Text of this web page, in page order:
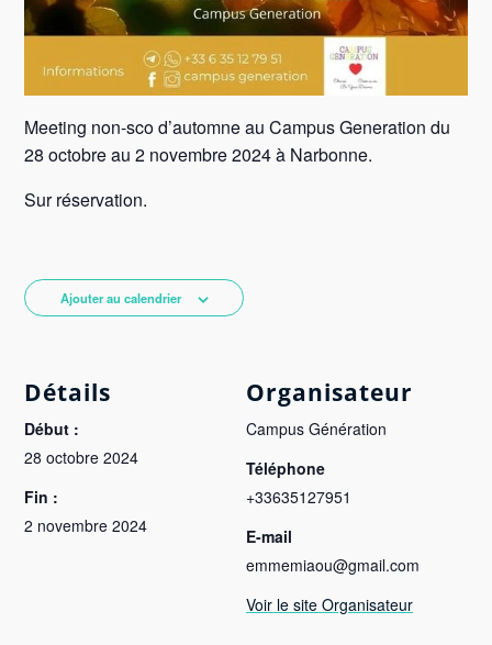
Meeting non-sco d’automne au Campus Generation du
28 octobre au 2 novembre 2024 à Narbonne.
Sur réservation.
Ajouter au calendrier
Détails
Début :
28 octobre 2024
Fin :
2 novembre 2024
Organisateur
Campus Génération
Téléphone
+33635127951
E-mail
emmemiaou@gmail.com
Voir le site Organisateur